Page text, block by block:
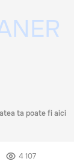
ta poate fi aici
4 107